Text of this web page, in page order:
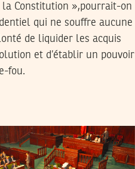
la Constitution »,pourrait-on
qui ne souffre aucune
de liquider les acquis
et d’établir un pouvoir
fou.